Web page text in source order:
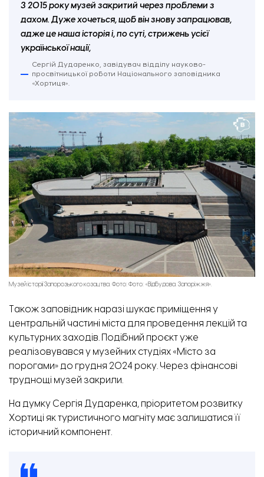
З 2015 року музей закритий через проблеми з
дахом. Дуже хочеться, щоб він знову запрацював,
адже це наша історія і, по суті, стрижень усієї
української нації,
Сергій Дударенко, завідувач відділу науково-
просвітницької роботи Національного заповідника
«Хортиця».
Музей історії Запорозького козацтва. Фото: Фото: «Відбудова. Запоріжжя».
Також заповідник наразі шукає приміщення у
центральній частині міста для проведення лекцій та
культурних заходів. Подібний проєкт уже
реалізовувався у музейних студіях «Місто за
порогами» до грудня 2024 року. Через фінансові
труднощі музей закрили.
На думку Сергія Дударенка, пріоритетом розвитку
Хортиці як туристичного магніту має залишатися її
історичний компонент.